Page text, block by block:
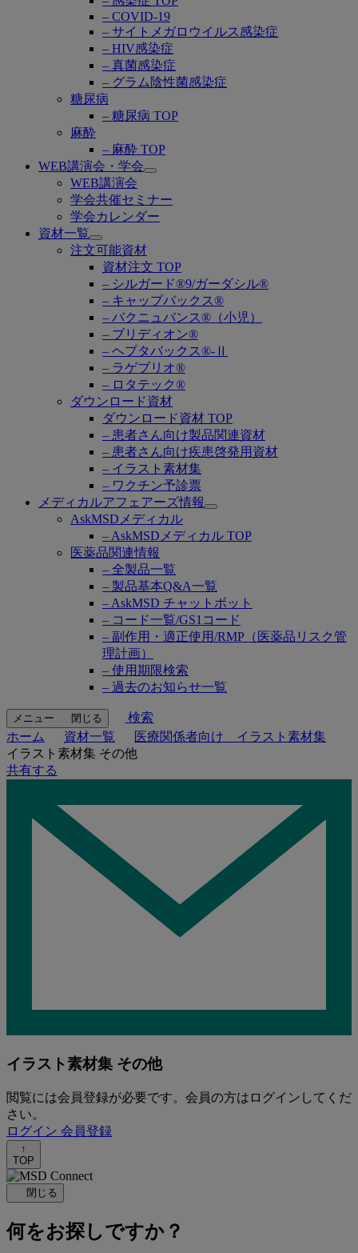
– COVID-19
– サイトメガロウイルス感染症
– HIV感染症
– 真菌感染症
– グラム陰性菌感染症
糖尿病
– 糖尿病 TOP
麻酔
– 麻酔 TOP
WEB講演会・学会
Open
WEB講演会
学会共催セミナー
学会カレンダー
資材一覧
Open
submenu
注文可能資材
資材注文 TOP
– シルガード®9/ガーダシル®
– キャップバックス®
– バクニュバンス®（小児）
– ブリディオン®
– ヘプタバックス®-Ⅱ
– ラゲブリオ®
– ロタテック®
ダウンロード資材
ダウンロード資材 TOP
– 患者さん向け製品関連資材
– 患者さん向け疾患啓発用資材
– イラスト素材集
– ワクチン予診票
メディカルアフェアーズ情報
Open
AskMSDメディカル
– AskMSDメディカル TOP
医薬品関連情報
– 全製品一覧
– 製品基本Q&A一覧
– AskMSD チャットボット
– コード一覧/GS1コード
– 副作用・適正使用/RMP（医薬品リスク管
理計画）
– 使用期限検索
– 過去のお知らせ一覧
メニュー 閉じる
検索
ホーム
資材一覧
医療関係者向け イラスト素材集
イラスト素材集 その他
共有する
イラスト素材集 その他
閲覧には会員登録が必要です。会員の方はログインしてくだ
さい。
ログイン 会員登録
↑
TOP
閉じる
何をお探しですか？